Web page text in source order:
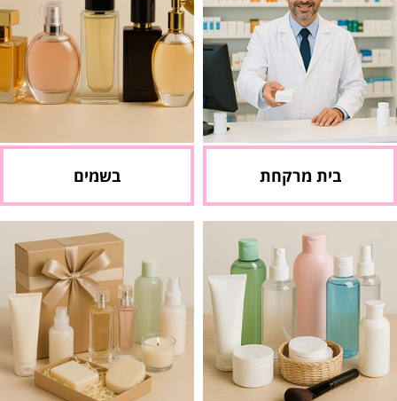
בית מרקחת בשמים